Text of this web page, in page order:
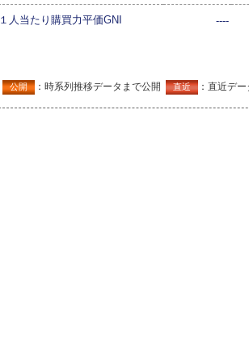
１人当たり購買力平価GNI ----
公開 ：時系列推移データまで公開 直近 ：直近デ